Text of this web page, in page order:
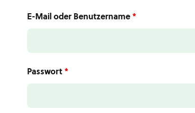
E-Mail oder Benutzername *
Passwort *